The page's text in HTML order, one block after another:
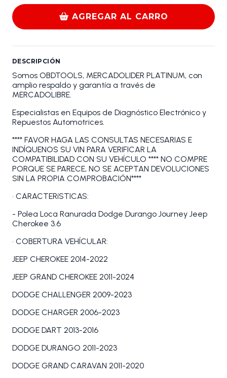
AGREGAR AL CARRO
DESCRIPCIÓN
Somos OBDTOOLS, MERCADOLIDER PLATINUM, con
amplio respaldo y garantía a través de
MERCADOLIBRE.
Especialistas en Equipos de Diagnóstico Electrónico y
Repuestos Automotrices.
**** FAVOR HAGA LAS CONSULTAS NECESARIAS E
INDÍQUENOS SU VIN PARA VERIFICAR LA
COMPATIBILIDAD CON SU VEHÍCULO **** NO COMPRE
PORQUE SE PARECE, NO SE ACEPTAN DEVOLUCIONES
SIN LA PROPIA COMPROBACIÓN****
• CARACTERíSTICAS:
- Polea Loca Ranurada Dodge Durango Journey Jeep
Cherokee 3.6
• COBERTURA VEHÍCULAR:
JEEP CHEROKEE 2014-2022
JEEP GRAND CHEROKEE 2011-2024
DODGE CHALLENGER 2009-2023
DODGE CHARGER 2006-2023
DODGE DART 2013-2016
DODGE DURANGO 2011-2023
DODGE GRAND CARAVAN 2011-2020